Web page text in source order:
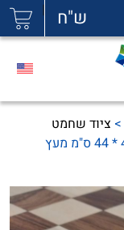
| ש"ח
> ציוד שחמט
> לוח שחמט יוקרתי שטוח 44 * 44 ס"מ מעץ